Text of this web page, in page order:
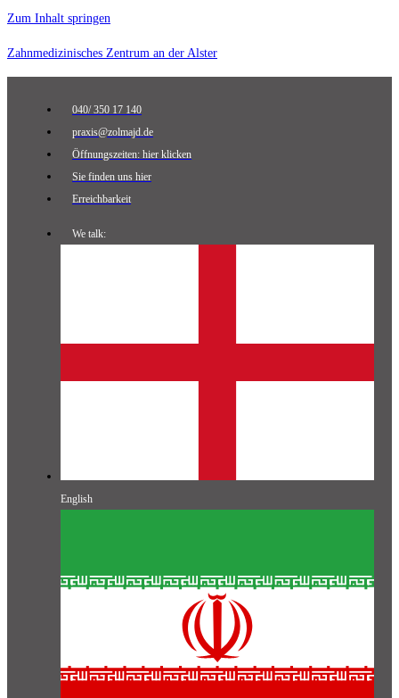
Zum Inhalt springen
Zahnmedizinisches Zentrum an der Alster
040/ 350 17 140
praxis@zolmajd.de
Öffnungszeiten: hier klicken
Sie finden uns hier
Erreichbarkeit
We talk:
English